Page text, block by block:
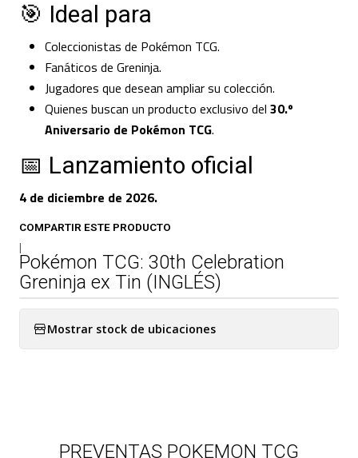
🎯 Ideal para
Coleccionistas de Pokémon TCG.
Fanáticos de Greninja.
Jugadores que desean ampliar su colección.
Quienes buscan un producto exclusivo del 30.º
Aniversario de Pokémon TCG.
📅 Lanzamiento oficial
4 de diciembre de 2026.
COMPARTIR ESTE PRODUCTO
|
Pokémon TCG: 30th Celebration
Greninja ex Tin (INGLÉS)
Mostrar stock de ubicaciones
PREVENTAS POKEMON TCG